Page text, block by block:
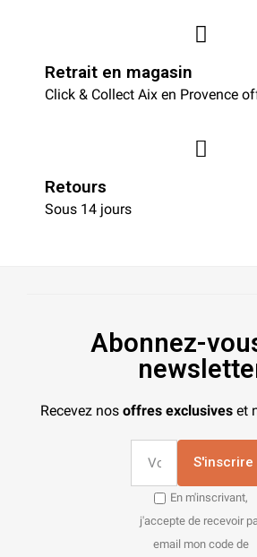
Retrait en magasin
Click & Collect Aix en Provence
Retours
Sous 14 jours
Abonnez-
Recevez nos offres exclusives et
S'inscrire
En m'inscrivant,
j'accepte de recevoir
email mon code de